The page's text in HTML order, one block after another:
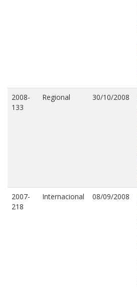
2008-
133
Regional 30/10/2008
2007-
218
Internacional 08/09/2008